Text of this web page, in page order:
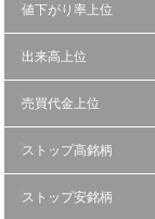
値下がり率上位
出来高上位
売買代金上位
ストップ高銘柄
ストップ安銘柄